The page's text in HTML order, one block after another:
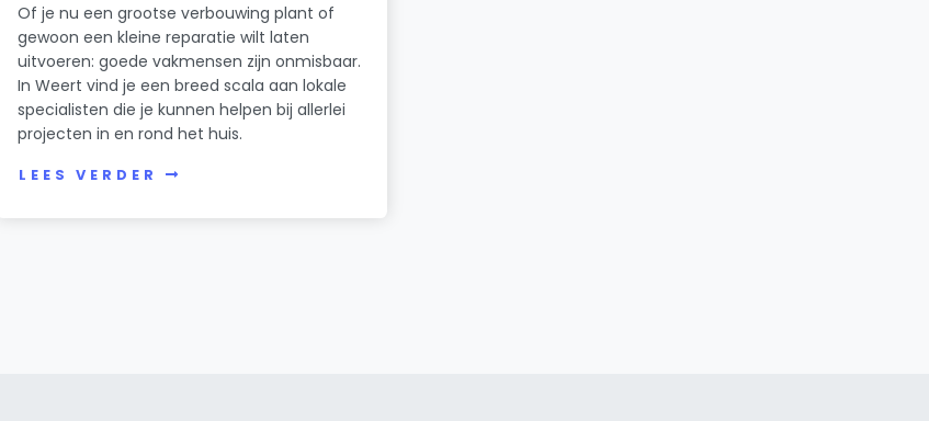
Of je nu een grootse verbouwing plant of
gewoon een kleine reparatie wilt laten
uitvoeren: goede vakmensen zijn onmisbaar.
In Weert vind je een breed scala aan lokale
specialisten die je kunnen helpen bij allerlei
projecten in en rond het huis.
LEES VERDER